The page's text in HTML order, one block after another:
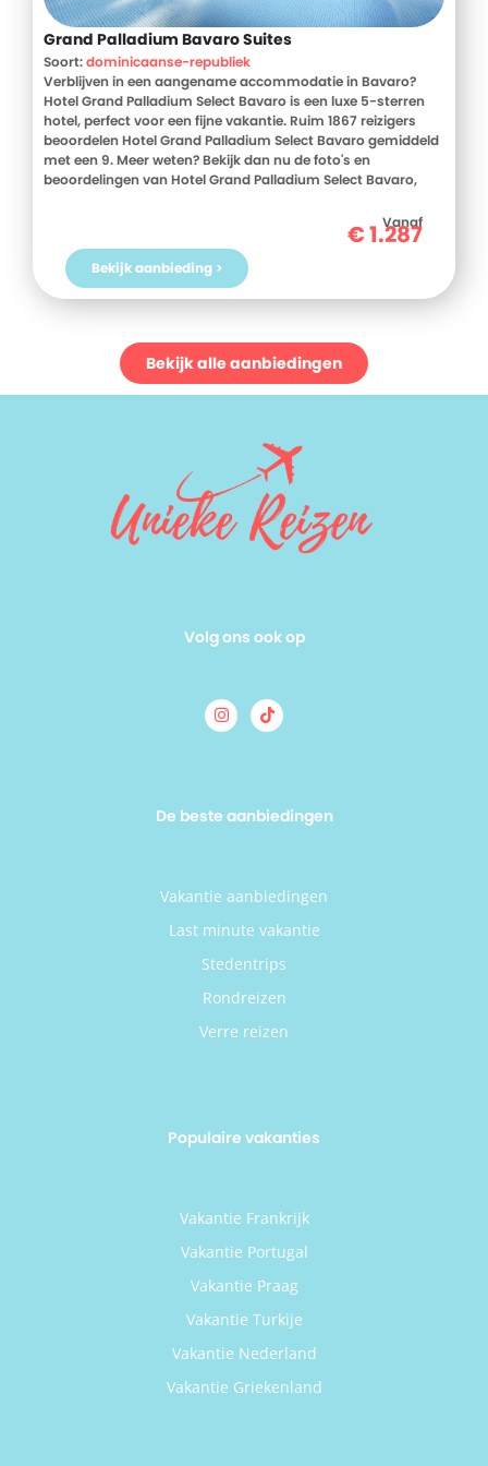
Grand Palladium Bavaro Suites
Soort:dominicaanse-republiek
Verblijven in een aangename accommodatie in Bavaro?
Hotel Grand Palladium Select Bavaro is een luxe 5-sterren
hotel, perfect voor een fijne vakantie. Ruim 1867 reizigers
beoordelen Hotel Grand Palladium Select Bavaro gemiddeld
met een 9. Meer weten? Bekijk dan nu de foto's en
beoordelingen van Hotel Grand Palladium Select Bavaro,
in Dominicaanse Republiek? Boek jouw vakantie naar Hotel
Vanaf
€1.287
Bekijk aanbieding >
Bekijk alle aanbiedingen
Volg ons ook op
De beste aanbiedingen
Vakantie aanbiedingen
Last minute vakantie
Stedentrips
Rondreizen
Verre reizen
Populaire vakanties
Vakantie Frankrijk
Vakantie Portugal
Vakantie Praag
Vakantie Turkije
Vakantie Nederland
Vakantie Griekenland